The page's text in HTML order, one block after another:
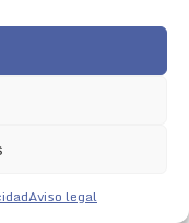
Aviso legal